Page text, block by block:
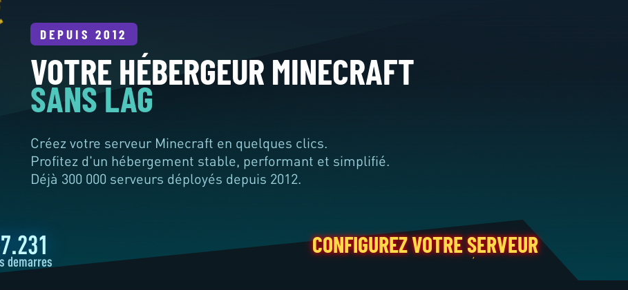
DEPUIS 2012
VOTRE HÉBERGEUR MINECRAFT
SANS LAG
Créez votre serveur Minecraft en quelques clics.
Profitez d'un hébergement stable, performant et simplifié.
Déjà 300 000 serveurs déployés depuis 2012.